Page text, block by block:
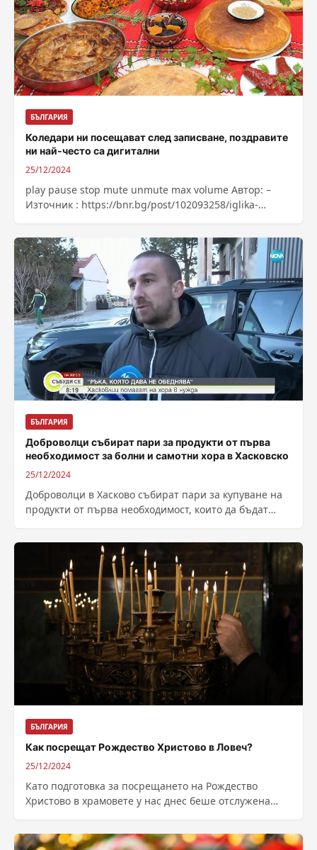
БЪЛГАРИЯ
Коледари ни посещават след записване, поздравите
ни най-често са дигитални
25/12/2024
play pause stop mute unmute max volume Автор: –
Източник : https://bnr.bg/post/102093258/iglika-
БЪЛГАРИЯ
Доброволци събират пари за продукти от първа
необходимост за болни и самотни хора в Хасковско
25/12/2024
Доброволци в Хасково събират пари за купуване на
продукти от първа необходимост, които да бъдат
БЪЛГАРИЯ
Как посрещат Рождество Христово в Ловеч?
25/12/2024
Като подготовка за посрещането на Рождество
Христово в храмовете у нас днес беше отслужена